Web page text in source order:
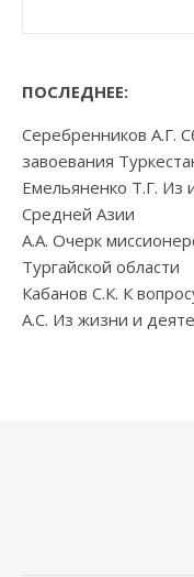
ПОСЛЕДНЕЕ:
Серебренников А.Г.
завоевания
Емельяненко Т.Г. Из
Средней Азии
А.А. Очерк
Тургайской области
Кабанов С.К. К
А.С. Из жизни и